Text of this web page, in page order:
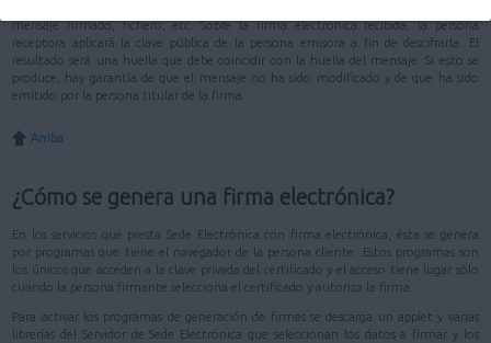
mensaje firmado, fichero, etc. Sobre la firma electrónica recibida, la persona
receptora aplicará la clave pública de la persona emisora a fin de descifrarla. El
resultado será una huella que debe coincidir con la huella del mensaje. Si esto se
produce, hay garantía de que el mensaje no ha sido modificado y de que ha sido
emitido por la persona titular de la firma.
Arriba
¿Cómo se genera una firma electrónica?
En los servicios que presta Sede Electrónica con firma electrónica, ésta se genera
por programas que tiene el navegador de la persona cliente. Estos programas son
los únicos que acceden a la clave privada del certificado y el acceso tiene lugar sólo
cuando la persona firmante selecciona el certificado y autoriza la firma.
Para activar los programas de generación de firmas se descarga un applet y varias
librerías del Servidor de Sede Electrónica que seleccionan los datos a firmar y los